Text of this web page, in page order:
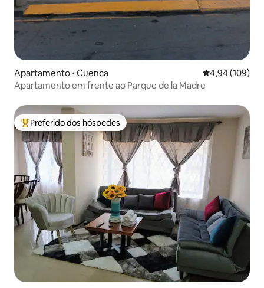
Apartamento ⋅ Cuenca 4,94 de uma
4,94 (109)
Apartamento em frente ao Parque de la Madre
Entre os melhores preferidos dos hóspedes
Preferido dos hóspedes